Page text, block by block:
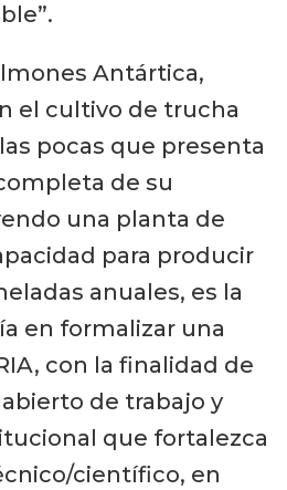
Antártica,
el cultivo de trucha
pocas que presenta
de su
una planta de
para producir
anuales, es la
en formalizar una
con la finalidad de
de trabajo y
que fortalezca
científico, en